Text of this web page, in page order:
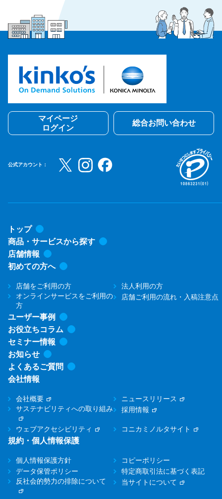
マイページ
ログイン
総合お問い合わせ
公式アカウント：
トップ
商品・サービスから探す
店舗情報
初めての方へ
店舗をご利用の方
法人利用の方
オンラインサービスをご利用の
方
店舗ご利用の流れ・入稿注意点
ユーザー事例
お役立ちコラム
セミナー情報
お知らせ
よくあるご質問
会社情報
会社概要
ニュースリリース
サステナビリティへの取り組み
採用情報
ウェブアクセシビリティ コニカミノルタサイト
規約・個人情報保護
個人情報保護方針
コピーポリシー
データ保管ポリシー
特定商取引法に基づく表記
反社会的勢力の排除について
当サイトについて